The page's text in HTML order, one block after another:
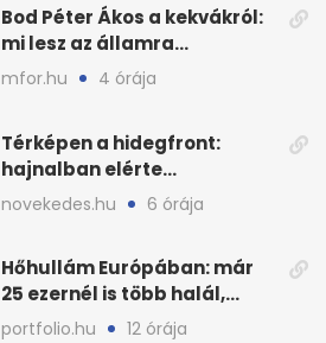
Bod Péter Ákos a kekvákról:
mi lesz az államra
visszaszálló vagyonnal?
mfor.hu 4 órája
Térképen a hidegfront:
hajnalban elérte
Magyarország határát
novekedes.hu 6 órája
Hőhullám Európában: már
25 ezernél is több halál,
folytatódhat
portfolio.hu 12 órája